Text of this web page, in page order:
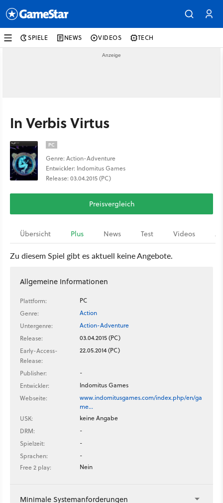
SPIELE NEWS VIDEOS TECH
In Verbis Virtus
PC
Genre: Action-Adventure
Entwickler: Indomitus Games
Release: 03.04.2015 (PC)
Preisvergleich
Übersicht Plus News Test Videos
Zu diesem Spiel gibt es aktuell keine Angebote.
Allgemeine Informationen
Plattform:
PC
Genre:
Action
Untergenre:
Action-Adventure
Release:
03.04.2015 (PC)
Early-Access-
Release:
22.05.2014 (PC)
Publisher:
-
Entwickler:
Indomitus Games
Webseite:
www.indomitusgames.com/index.php/en/ga
me…
USK:
keine Angabe
DRM:
-
Spielzeit:
-
Sprachen:
-
Free 2 play:
Nein
Minimale Systemanforderungen